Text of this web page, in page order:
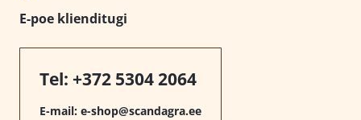
E-poe klienditugi
Tel: +372 5304 2064
E-mail: e-shop@scandagra.ee